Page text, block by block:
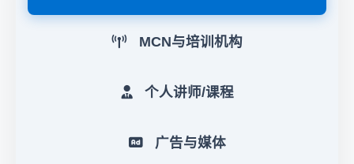
MCN与培训机构
个人讲师/课程
广告与媒体